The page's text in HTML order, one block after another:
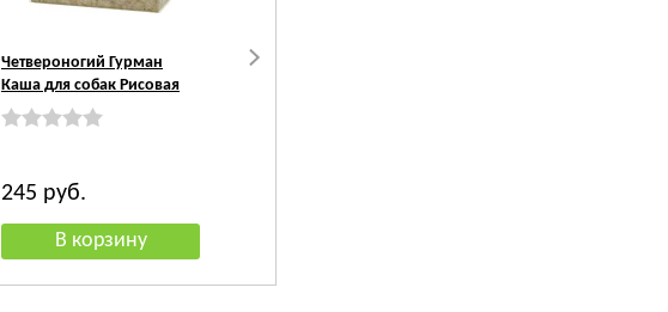
Четвероногий Гурман
Каша для собак Рисовая
245 руб.
Четвероногий Гурман